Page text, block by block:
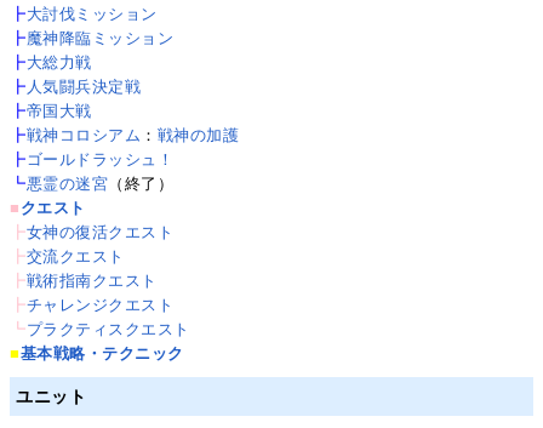
┣大討伐ミッション
┣魔神降臨ミッション
┣大総力戦
┣ 人気闘兵決定戦
┣帝国大戦
┣戦神コロシアム ： 戦神の加護
┣ゴールドラッシュ！
┗悪霊の迷宮 （終了）
■ クエスト
┣女神の復活クエスト
┣交流クエスト
┣戦術指南クエスト
┣チャレンジクエスト
┗プラクティスクエスト
■基本戦略・テクニック
ユニット